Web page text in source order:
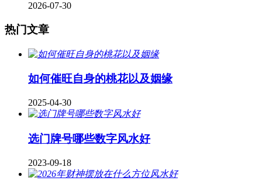
2026-07-30
热门文章
如何催旺自身的桃花以及姻缘
2025-04-30
​选门牌号哪些数字风水好
2023-09-18